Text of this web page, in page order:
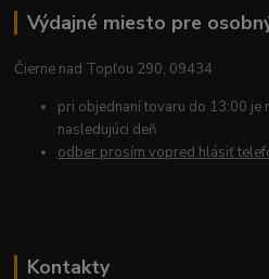
Výdajné miesto pre
Čierne nad Topľou 290, 09434
pri objednaní tovaru do 13:00 je
nasledujúci deň
odber prosím vopred hlásiť
Kontakty